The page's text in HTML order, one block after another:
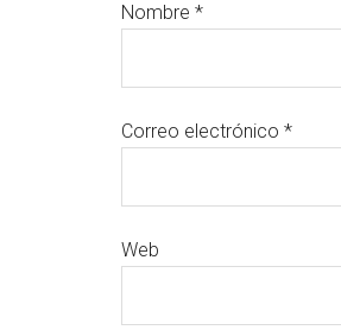
Nombre *
Correo electrónico *
Web